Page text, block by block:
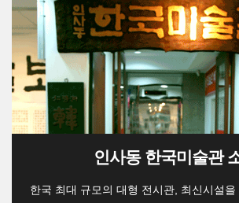
인사동 한국미술관
한국 최대 규모의 대형 전시관, 최신시설을